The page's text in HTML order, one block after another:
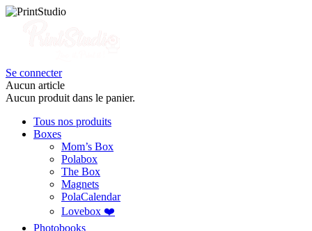
Se connecter
Aucun article
Aucun produit dans le panier.
Tous nos produits
Boxes
Mom’s Box
Polabox
The Box
Magnets
PolaCalendar
Lovebox ❤️
Photobooks